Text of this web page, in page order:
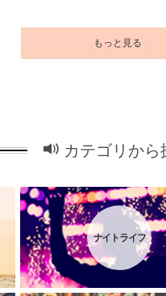
義経や武蔵坊弁慶や伊達政宗
にゆかりのある偉人が歩いた
り、観光した後に立ち寄りた
もっと見る
カテゴリから
ナイトライフ